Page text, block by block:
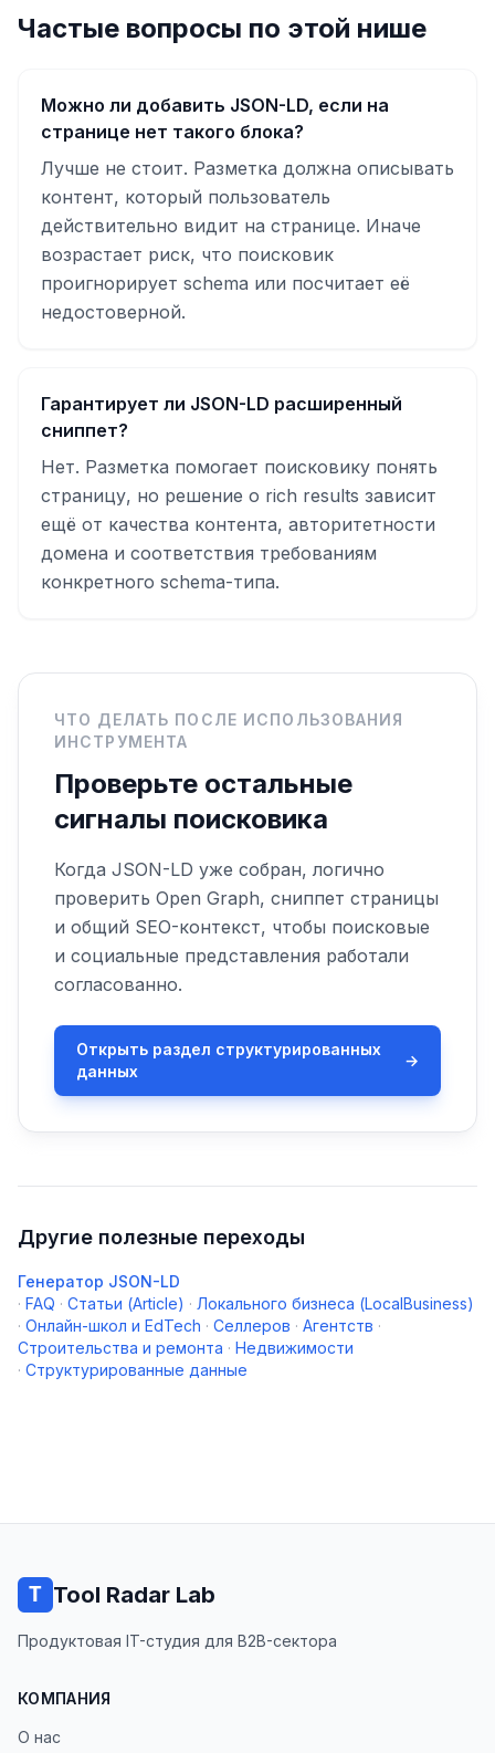
Частые вопросы по этой нише
Можно ли добавить JSON-LD, если на
странице нет такого блока?
Лучше не стоит. Разметка должна описывать
контент, который пользователь
действительно видит на странице. Иначе
возрастает риск, что поисковик
проигнорирует schema или посчитает её
недостоверной.
Гарантирует ли JSON-LD расширенный
сниппет?
Нет. Разметка помогает поисковику понять
страницу, но решение о rich results зависит
ещё от качества контента, авторитетности
домена и соответствия требованиям
конкретного schema-типа.
ЧТО ДЕЛАТЬ ПОСЛЕ ИСПОЛЬЗОВАНИЯ
ИНСТРУМЕНТА
Проверьте остальные
сигналы поисковика
Когда JSON-LD уже собран, логично
проверить Open Graph, сниппет страницы
и общий SEO-контекст, чтобы поисковые
и социальные представления работали
согласованно.
Открыть раздел структурированных
данных
→
Другие полезные переходы
Генератор JSON-LD
· FAQ · Статьи (Article) · Локального бизнеса (LocalBusiness)
· Онлайн-школ и EdTech · Селлеров · Агентств ·
Строительства и ремонта · Недвижимости
· Структурированные данные
Tool Radar Lab
Продуктовая IT-студия для B2B-сектора
КОМПАНИЯ
О нас